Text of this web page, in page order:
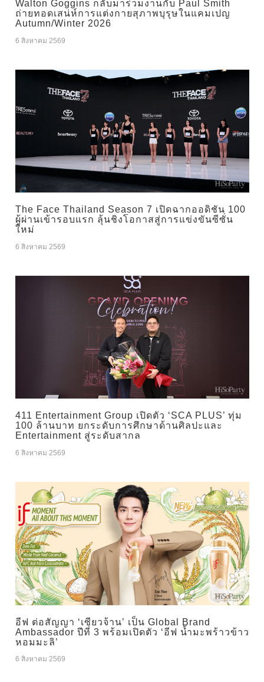
Walton Goggins กลับมาร่วมงานกับ Paul Smith
ถ่ายทอดเสน่ห์การแต่งกายสุภาพบุรุษในแคมเปญ
Autumn/Winter 2026
6 สิงหาคม 2569
The Face Thailand Season 7 เปิดฉากออดิชัน 100
ผู้ผ่านเข้ารอบแรก ลุ้นชิงโอกาสสู่การแข่งขันซีซั่น
ใหม่
6 สิงหาคม 2569
411 Entertainment Group เปิดตัว ‘SCA PLUS’ ทุ่ม
100 ล้านบาท ยกระดับการศึกษาด้านศิลปะและ
Entertainment สู่ระดับสากล
6 สิงหาคม 2569
อีฟ ต่อสัญญา ‘เซียวจ้าน’ เป็น Global Brand
Ambassador ปีที่ 3 พร้อมเปิดตัว ‘อีฟ น้ำมะพร้าวข้าว
หอมมะลิ’
6 สิงหาคม 2569